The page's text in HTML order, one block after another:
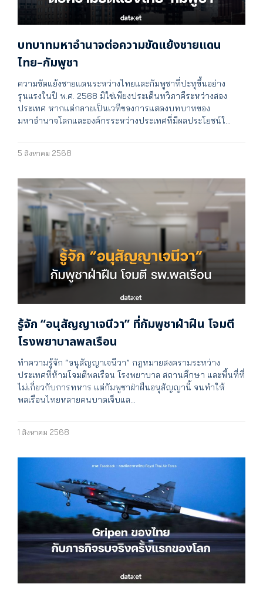
บทบาทมหาอำนาจต่อความขัดแย้งชายแดน
ไทย–กัมพูชา
ความขัดแย้งชายแดนระหว่างไทยและกัมพูชาที่ปะทุขึ้นอย่าง
รุนแรงในปี พ.ศ. 2568 มิใช่เพียงประเด็นทวิภาคีระหว่างสอง
ประเทศ หากแต่กลายเป็นเวทีของการแสดงบทบาทของ
มหาอำนาจโลกและองค์กรระหว่างประเทศที่มีผลประโยชน์ใ…
5 สิงหาคม 2568
รู้จัก “อนุสัญญาเจนีวา” ที่กัมพูชาฝ่าฝืน โจมตี
โรงพยาบาลพลเรือน
ทำความรู้จัก “อนุสัญญาเจนีวา” กฎหมายสงครามระหว่าง
ประเทศที่ห้ามโจมตีพลเรือน โรงพยาบาล สถานศึกษา และพื้นที่ที่
ไม่เกี่ยวกับการทหาร แต่กัมพูชาฝ่าฝืนอนุสัญญานี้ จนทำให้
พลเรือนไทยหลายคนบาดเจ็บแล…
1 สิงหาคม 2568